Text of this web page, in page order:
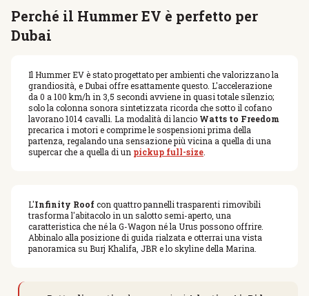
Perché il Hummer EV è perfetto per
Dubai
Il Hummer EV è stato progettato per ambienti che valorizzano la
grandiosità, e Dubai offre esattamente questo. L'accelerazione
da 0 a 100 km/h in 3,5 secondi avviene in quasi totale silenzio;
solo la colonna sonora sintetizzata ricorda che sotto il cofano
lavorano 1014 cavalli. La modalità di lancio Watts to Freedom
precarica i motori e comprime le sospensioni prima della
partenza, regalando una sensazione più vicina a quella di una
supercar che a quella di un pickup full-size
L'Infinity Roofcon quattro pannelli trasparenti rimovibili
trasforma l'abitacolo in un salotto semi-aperto, una
caratteristica che né la G-Wagon né la Urus possono offrire.
Abbinalo alla posizione di guida rialzata e otterrai una vista
panoramica su Burj Khalifa, JBR e lo skyline della Marina.